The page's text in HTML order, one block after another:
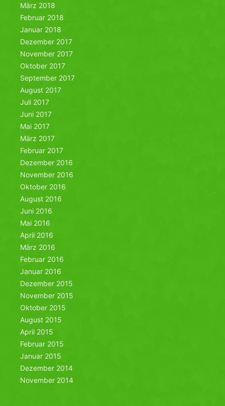
März 2018
Februar 2018
Januar 2018
Dezember 2017
November 2017
Oktober 2017
September 2017
August 2017
Juli 2017
Juni 2017
Mai 2017
März 2017
Februar 2017
Dezember 2016
November 2016
Oktober 2016
August 2016
Juni 2016
Mai 2016
April 2016
März 2016
Februar 2016
Januar 2016
Dezember 2015
November 2015
Oktober 2015
August 2015
April 2015
Februar 2015
Januar 2015
Dezember 2014
November 2014